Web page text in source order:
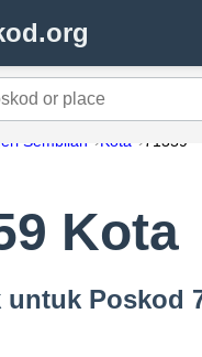
or place
Sembilan Kota 71359
Kota
Poskod